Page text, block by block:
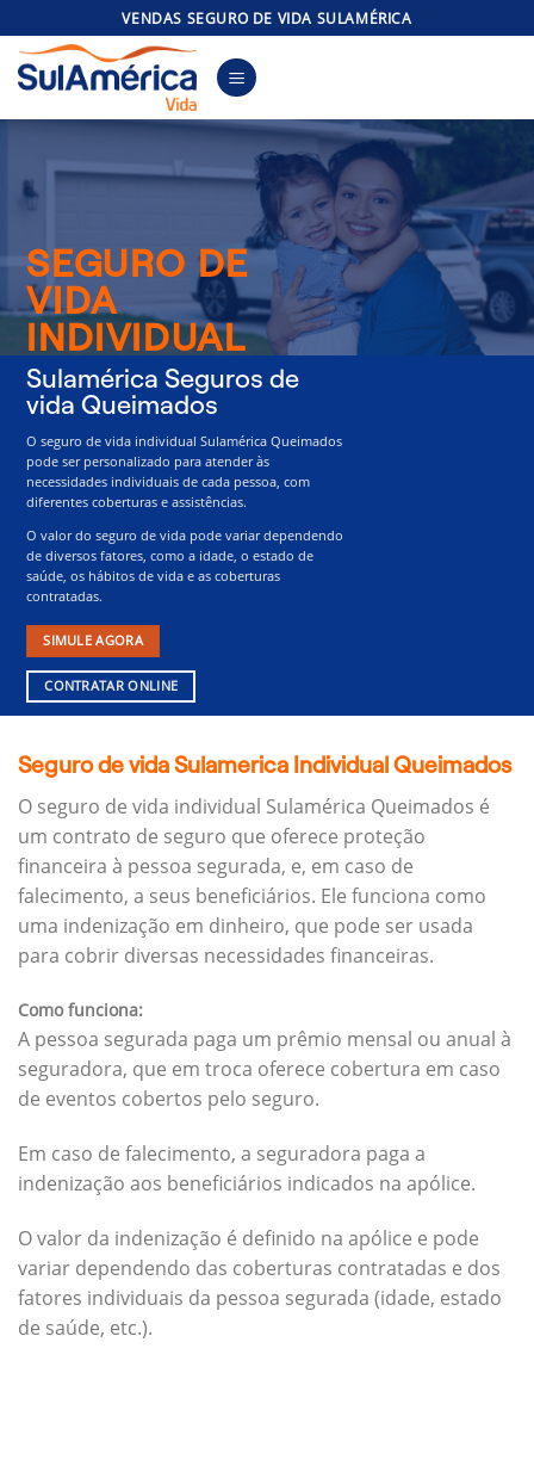
to
content
VENDAS SEGURO DE VIDA SULAMÉRICA
SEGURO DE
VIDA
INDIVIDUAL
Sulamérica Seguros de
vida Queimados
O seguro de vida individual Sulamérica Queimados
pode ser personalizado para atender às
necessidades individuais de cada pessoa, com
diferentes coberturas e assistências.
O valor do seguro de vida pode variar dependendo
de diversos fatores, como a idade, o estado de
saúde, os hábitos de vida e as coberturas
contratadas.
SIMULE AGORA
CONTRATAR ONLINE
Seguro de vida Sulamerica Individual Queimados
O seguro de vida individual Sulamérica Queimados é
um contrato de seguro que oferece proteção
financeira à pessoa segurada, e, em caso de
falecimento, a seus beneficiários. Ele funciona como
uma indenização em dinheiro, que pode ser usada
para cobrir diversas necessidades financeiras.
Como funciona:
A pessoa segurada paga um prêmio mensal ou anual à
seguradora, que em troca oferece cobertura em caso
de eventos cobertos pelo seguro.
Em caso de falecimento, a seguradora paga a
indenização aos beneficiários indicados na apólice.
O valor da indenização é definido na apólice e pode
variar dependendo das coberturas contratadas e dos
fatores individuais da pessoa segurada (idade, estado
de saúde, etc.).